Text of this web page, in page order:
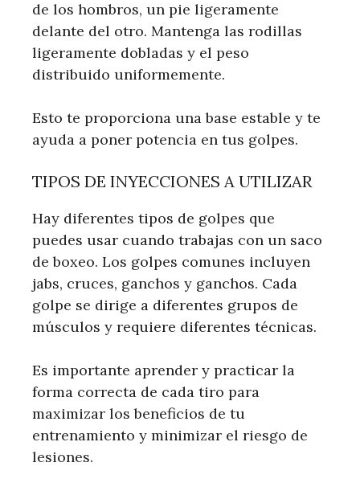
de los hombros, un pie ligeramente
delante del otro. Mantenga las rodillas
ligeramente dobladas y el peso
distribuido uniformemente.
Esto te proporciona una base estable y te
ayuda a poner potencia en tus golpes.
TIPOS DE INYECCIONES A UTILIZAR
Hay diferentes tipos de golpes que
puedes usar cuando trabajas con un saco
de boxeo. Los golpes comunes incluyen
jabs, cruces, ganchos y ganchos. Cada
golpe se dirige a diferentes grupos de
músculos y requiere diferentes técnicas.
Es importante aprender y practicar la
forma correcta de cada tiro para
maximizar los beneficios de tu
entrenamiento y minimizar el riesgo de
lesiones.